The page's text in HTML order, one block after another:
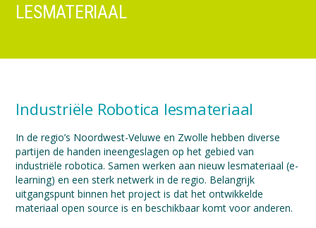
LESMATERIAAL
Industriële Robotica lesmateriaal
In de regio’s Noordwest-Veluwe en Zwolle hebben diverse
partijen de handen ineengeslagen op het gebied van
industriële robotica. Samen werken aan nieuw lesmateriaal (e-
learning) en een sterk netwerk in de regio. Belangrijk
uitgangspunt binnen het project is dat het ontwikkelde
materiaal open source is en beschikbaar komt voor anderen.